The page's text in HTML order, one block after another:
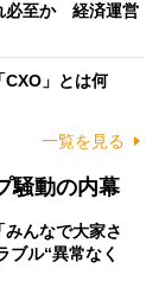
必至か 経済運営
CXO」とは何
一覧を見る
騒動の内幕
みんなで大家さ
ブル“異常なく